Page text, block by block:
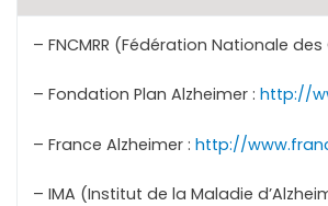
– FNCMRR (Fédération Nationale
– Fondation Plan Alzheimer :http://
– France Alzheimer :http://
– IMA (Institut de la Maladie